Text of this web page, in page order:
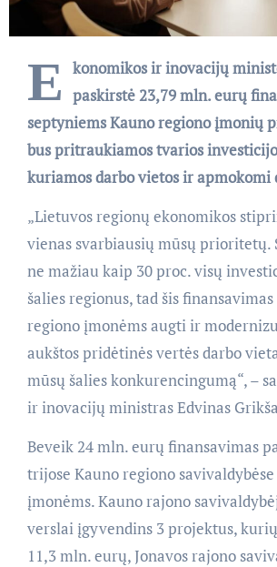
E konomikos ir inovacijų
paskirstė 23,79 mln. eurų
septyniems Kauno regiono įmonių
bus pritraukiamos tvarios
kuriamos darbo vietos ir apmokomi
„Lietuvos regionų ekonomikos
vienas svarbiausių mūsų prioritetų.
ne mažiau kaip 30 proc. visų
šalies regionus, tad šis
regiono įmonėms augti ir
aukštos pridėtinės vertės darbo
mūsų šalies konkurencingumą“, –
ir inovacijų ministras Edvinas
Beveik 24 mln. eurų finansavimas
trijose Kauno regiono
įmonėms. Kauno rajono
verslai įgyvendins 3 projektus,
11,3 mln. eurų, Jonavos rajono